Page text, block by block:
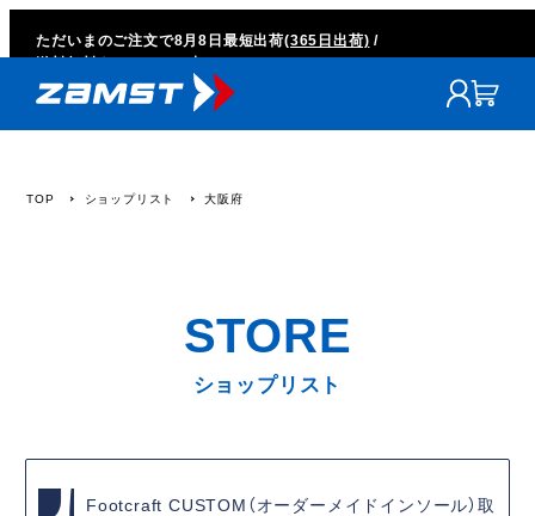
ただいまのご注文で8月8日 最短出荷(365日出荷) /
TOP ショップリスト 大阪府
ショップリスト
Footcraft CUSTOM（オーダーメイドインソール）取